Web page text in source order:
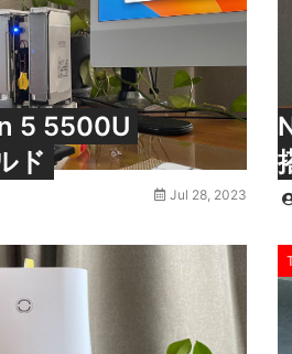
5 5500U
ド
Jul 28, 2023